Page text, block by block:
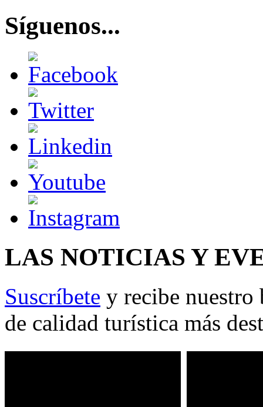
Síguenos...
LAS NOTICIAS Y
Suscríbete y recibe nuestro
de calidad turística más